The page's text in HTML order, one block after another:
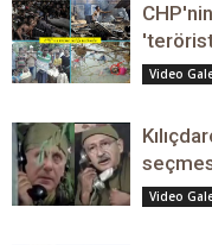
Video
Video